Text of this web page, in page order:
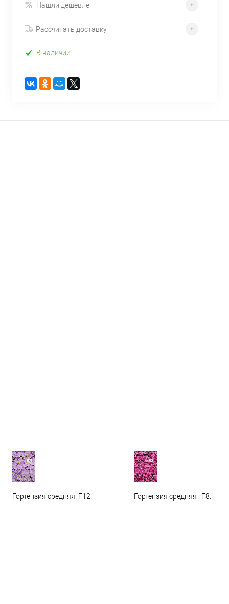
Нашли дешевле
Рассчитать доставку
В наличии
Гортензия средняя. Г12. Гортензия средняя . Г8.